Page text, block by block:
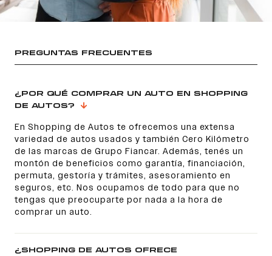
PREGUNTAS FRECUENTES
¿POR QUÉ COMPRAR UN AUTO EN SHOPPING
DE AUTOS?
En Shopping de Autos te ofrecemos una extensa
variedad de autos usados y también Cero Kilómetro
de las marcas de Grupo Fiancar. Además, tenés un
montón de beneficios como garantía, financiación,
permuta, gestoría y trámites, asesoramiento en
seguros, etc. Nos ocupamos de todo para que no
tengas que preocuparte por nada a la hora de
comprar un auto.
¿SHOPPING DE AUTOS OFRECE